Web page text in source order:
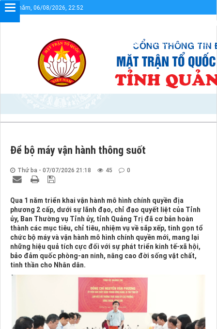
Thứ năm, 06/08/2026, 22:52
Sơ đồ cổng Liên kết
Để bộ máy vận hành thông suốt
Thứ ba - 07/07/2026 21:18 45 0
Qua 1 năm triển khai vận hành mô hình chính quyền địa
phương 2 cấp, dưới sự lãnh đạo, chỉ đạo quyết liệt của Tỉnh
ủy, Ban Thường vụ Tỉnh ủy, tỉnh Quảng Trị đã cơ bản hoàn
thành các mục tiêu, chỉ tiêu, nhiệm vụ về sắp xếp, tinh gọn tổ
chức bộ máy và vận hành mô hình chính quyền mới, mang lại
những hiệu quả tích cực đối với sự phát triển kinh tế-xã hội,
bảo đảm quốc phòng-an ninh, nâng cao đời sống vật chất,
tinh thần cho Nhân dân.